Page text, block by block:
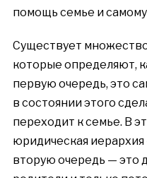
помощь семье и
Существует
которые определяют,
первую очередь, это
в состоянии этого
переходит к семье. В
юридическая иерархия
вторую очередь — это